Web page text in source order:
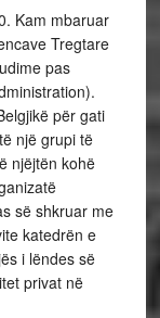
Kam mbaruar
Tregtare
pas
për gati
një grupi të
njëjtën kohë
së shkruar me
katedrën e
i lëndes së
privat në